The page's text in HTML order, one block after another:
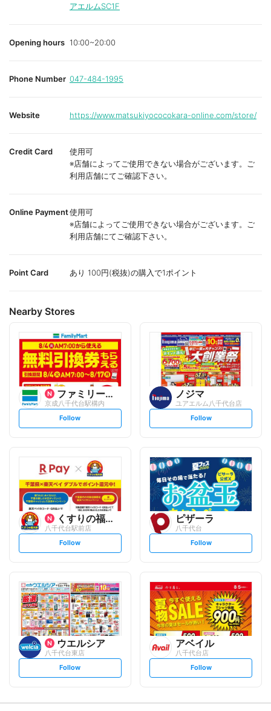
アエルムSC1F
Opening hours 10:00~20:00
Phone Number 047-484-1995
Website https://www.matsukiyococokara-online.com/store/
Credit Card
使用可
※店舗によってご使用できない場合がございます。ご
利用店舗にてご確認下さい。
Online Payment使用可
※店舗によってご使用できない場合がございます。ご
利用店舗にてご確認下さい。
Point Card あり 100円(税抜)の購入で1ポイント
Nearby Stores
ファミリーマート
京成八千代台駅構内
s
t
o
w
Follow
ノジマ
ユアエルム八千代台店
s
t
l
o
w
Follow
くすりの福太郎
八千代台駅前店
s
t
l
o
w
Follow
ピザーラ
八千代台
s
t
l
o
w
Follow
ウエルシア
八千代台東店
s
t
Follow
アベイル
八千代台店
s
t
Follow